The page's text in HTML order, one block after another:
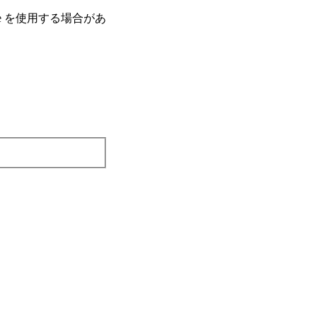
使⽤する場合があ